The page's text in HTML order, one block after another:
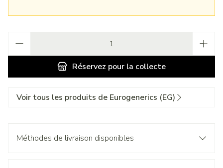
Réservez pour la collecte
Voir tous les produits de Eurogenerics (EG)
Méthodes de livraison disponibles